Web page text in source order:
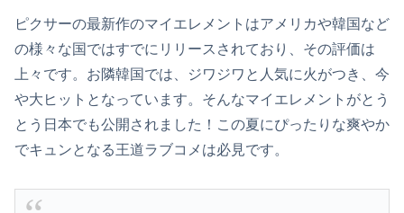
ピクサーの最新作のマイエレメントはアメリカや韓国など
の様々な国ではすでにリリースされており、その評価は
上々です。お隣韓国では、ジワジワと人気に火がつき、今
や大ヒットとなっています。そんなマイエレメントがとう
とう日本でも公開されました！この夏にぴったりな爽やか
でキュンとなる王道ラブコメは必見です。